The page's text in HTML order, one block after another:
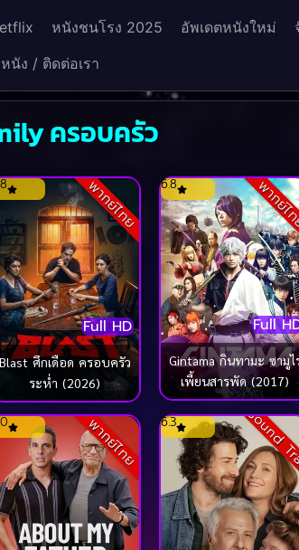
หนังชนโรง 2025 อัพเดตหนังใหม่
นัง / ติดต่อเรา
ครอบครัว
พากย์ไทย
Full HD
Blast ศึกเดือด ครอบครัว
ระห่ำ (2026)
พากย์
Full
6.8
Gintama กินทามะ ซามูไ
เพี้ยนสารพัด (2017)
พากย์ไทย Sound
6.3